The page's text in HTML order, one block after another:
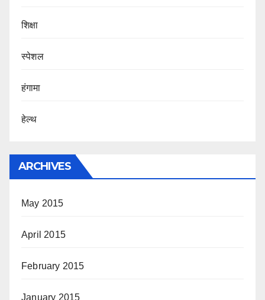
शिक्षा
स्पेशल
हंगामा
हेल्थ
ARCHIVES
May 2015
April 2015
February 2015
January 2015